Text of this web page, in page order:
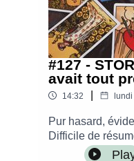
#127 -
avait tout
14:32 lundi
Pur hasard,
Difficile de
environ 5 ans